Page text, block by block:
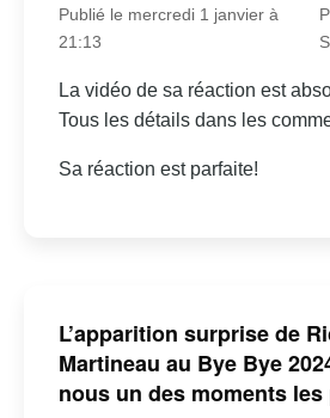
Publié le mercredi 1 janvier à
21:13
La vidéo de sa réaction est
Tous les détails dans les
Sa réaction est parfaite!
L’apparition surprise de
Martineau au Bye Bye
nous un des moments